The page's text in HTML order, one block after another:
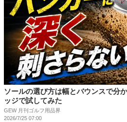
ソールの選び方は幅とバウンスで分
ッジで試してみた
GEW 月刊ゴルフ用品界
2026/7/25 07:00